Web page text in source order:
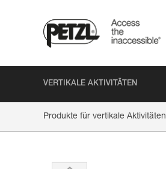
VERTIKALE AKTIVITÄTEN
Produkte für vertikale Aktivitäten